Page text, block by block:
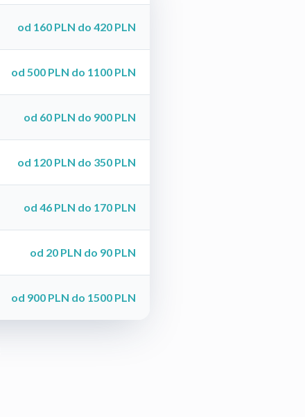
od 160 PLN do 420 PLN
od 500 PLN do 1100 PLN
od 60 PLN do 900 PLN
od 120 PLN do 350 PLN
od 46 PLN do 170 PLN
od 20 PLN do 90 PLN
od 900 PLN do 1500 PLN